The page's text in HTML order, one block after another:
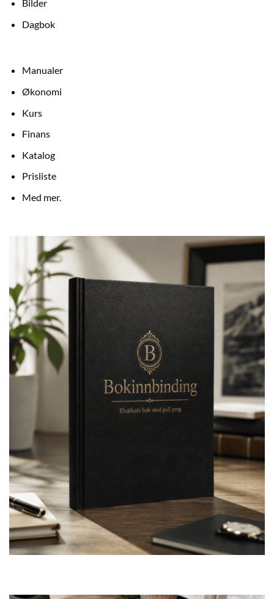
Bilder
Dagbok
Manualer
Økonomi
Kurs
Finans
Katalog
Prisliste
Med mer.